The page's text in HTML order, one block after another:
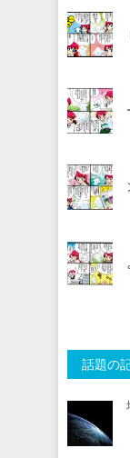
話題の